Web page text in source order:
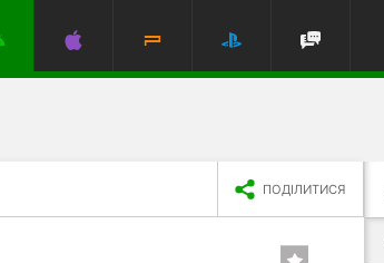
ПОДІЛИТИСЯ